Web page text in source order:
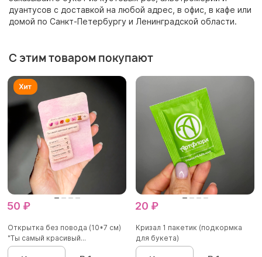
дуантусов с доставкой на любой адрес, в офис, в кафе или
домой по Санкт-Петербургу и Ленинградской области.
С этим товаром покупают
50 ₽
Открытка без повода (10*7 см)
"Ты самый красивый...
20 ₽
Кризал 1 пакетик (подкормка
для букета)